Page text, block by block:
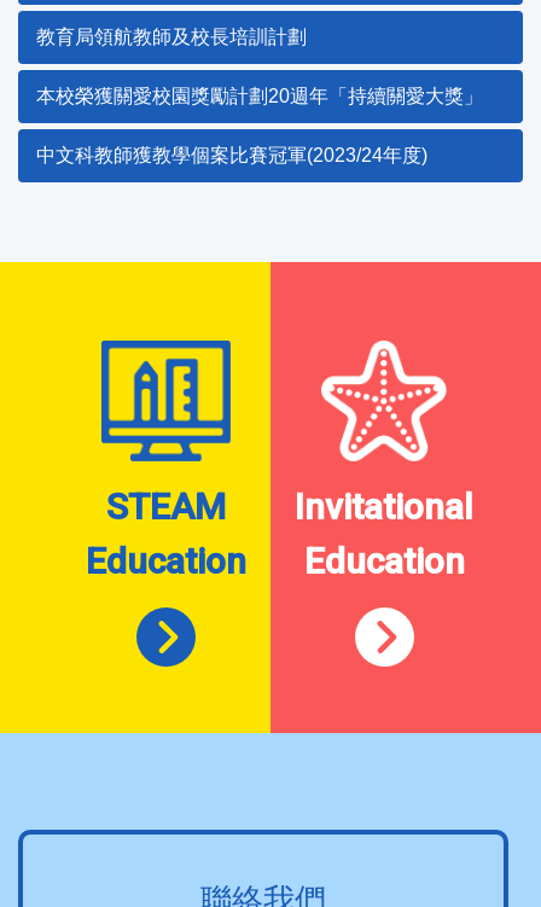
教育局領航教師及校長培訓計劃
本校榮獲關愛校園獎勵計劃20週年「持續關愛大獎」
中文科教師獲教學個案比賽冠軍(2023/24年度)
STEAM
Education
Invitational
Education